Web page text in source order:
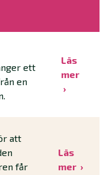
ett
en
Läs
mer
att
får
Läs
mer